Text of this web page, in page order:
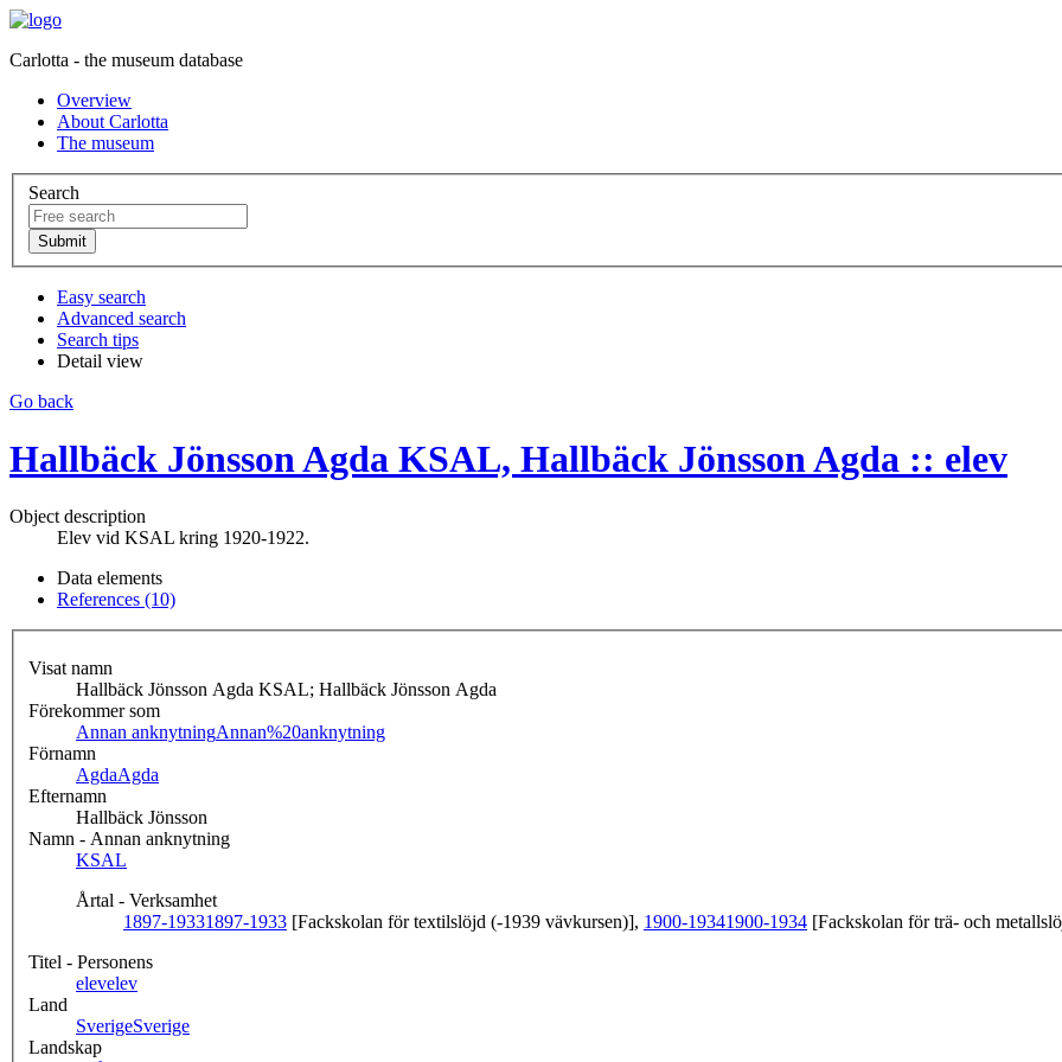
Carlotta - the museum database
Overview
About Carlotta
The museum
Search
Easy search
Advanced search
Search tips
Detail view
Go back
Hallbäck Jönsson Agda KSAL, Hallbäck Jönsson Agda :: elev
Object description
Elev vid KSAL kring 1920-1922.
Data elements
References (10)
Visat namn
Hallbäck Jönsson Agda KSAL; Hallbäck Jönsson Agda
Förekommer som
Annan anknytningAnnan%20anknytning
Förnamn
AgdaAgda
Efternamn
Hallbäck Jönsson
Namn - Annan anknytning
KSAL
Årtal - Verksamhet
1897-19331897-1933 [Fackskolan för textilslöjd (-1939 vävkursen)], 1900-19341900-1934 [Fackskolan för trä- och
Titel - Personens
elevelev
Land
SverigeSverige
Landskap